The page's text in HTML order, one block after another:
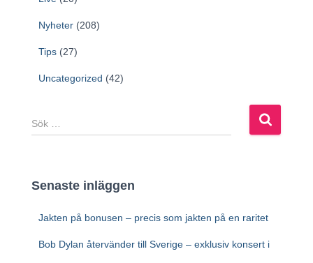
Nyheter (208)
Tips (27)
Uncategorized (42)
S
ö
f
Senaste inläggen
Jakten på bonusen – precis som jakten på en raritet
Bob Dylan återvänder till Sverige – exklusiv konsert i